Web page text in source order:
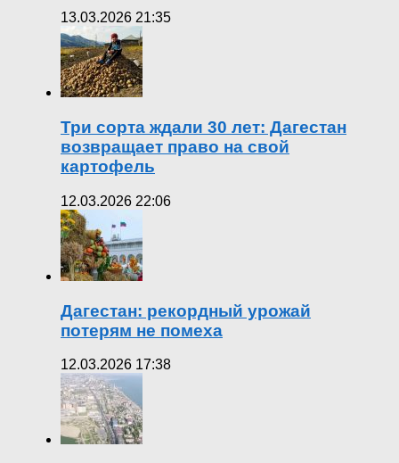
13.03.2026 21:35
Три сорта ждали 30 лет: Дагестан
возвращает право на свой
картофель
12.03.2026 22:06
Дагестан: рекордный урожай
потерям не помеха
12.03.2026 17:38